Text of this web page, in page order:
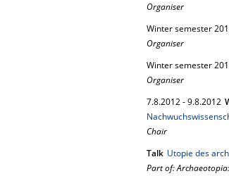
Organiser
Winter semester
Organiser
Winter semester
Organiser
7.8.2012-9.8.2012
Chair
Talk Utopie des
Part of: